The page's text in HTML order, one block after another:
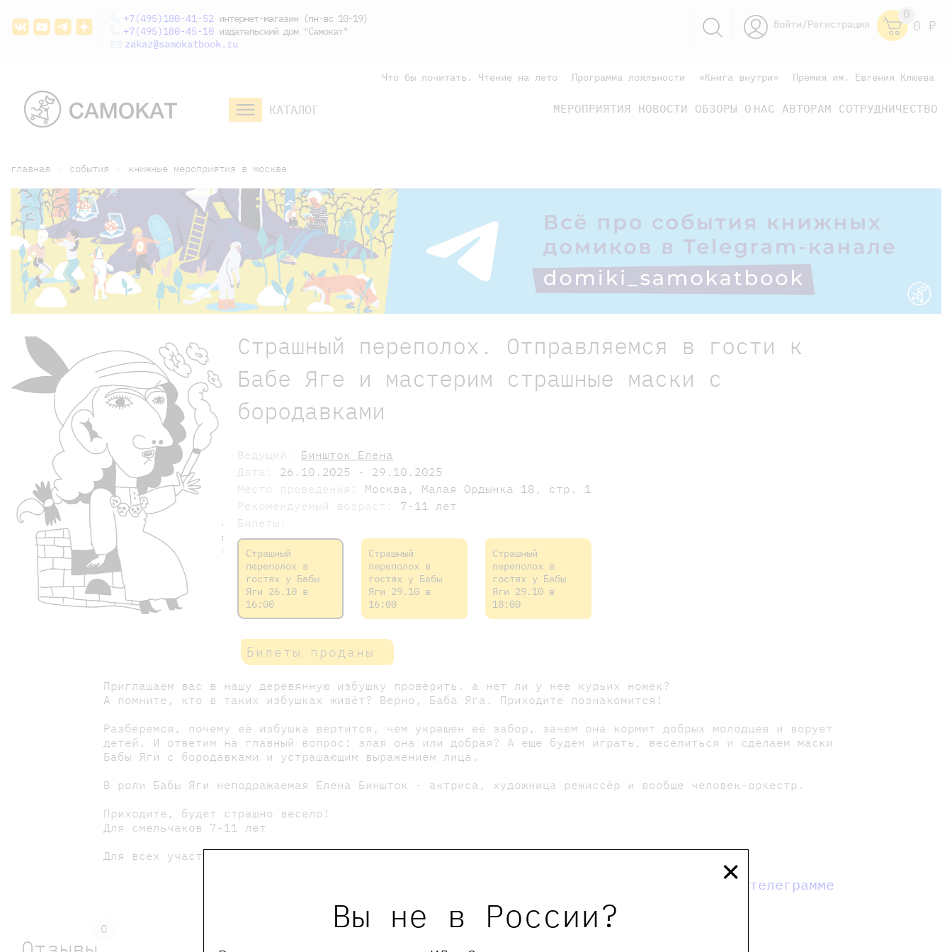
Вы не в России?
×
+7(495)180-41-52 интернет-магазин (пн-вс 10-19)
+7(495)180-45-10 издательский дом "Самокат"
zakaz@samokatbook.ru
Войти/Регистрация
0
0 Р
Что бы почитать. Чтение на лето Программа лояльности «Книга внутри» Премия им. Евгения Клюева
КАТАЛОГ МЕРОПРИЯТИЯ НОВОСТИ ОБЗОРЫ О НАС АВТОРАМ СОТРУДНИЧЕСТВО
дошкольникам
главная события книжные мероприятия в москве
Страшный переполох. Отправляемся в гости к
Бабе Яге и мастерим страшные маски с
бородавками
Ведущий: Биншток Елена
Дата: 26.10.2025 - 29.10.2025
Место проведения: Москва, Малая Ордынка 18, стр. 1
Рекомендуемый возраст: 7-11 лет
Билеты:
Страшный
переполох в
гостях у Бабы
Яги 26.10 в
16:00
Страшный
переполох в
гостях у Бабы
Яги 29.10 в
16:00
Страшный
переполох в
гостях у Бабы
Яги 29.10 в
18:00
Билеты проданы
Приглашаем вас в нашу деревянную избушку проверить. а нет ли у нее курьих ножек?
А помните, кто в таких избушках живёт? Верно, Баба Яга. Приходите познакомится!
Разберемся, почему её избушка вертится, чем украшен её забор, зачем она кормит добрых молодцев и ворует
детей. И ответим на главный вопрос: злая она или добрая? А еще будем играть, веселиться и сделаем маски
Бабы Яги с бородавками и устрашающим выражением лица.
В роли Бабы Яги неподражаемая Елена Биншток - актриса, художница режиссёр и вообще человек-оркестр.
Приходите, будет страшно весело!
Для смельчаков 7-11 лет
Для всех участников скидка на страшные сказки издательства Самокат 25%!
мы в телеграмме
0